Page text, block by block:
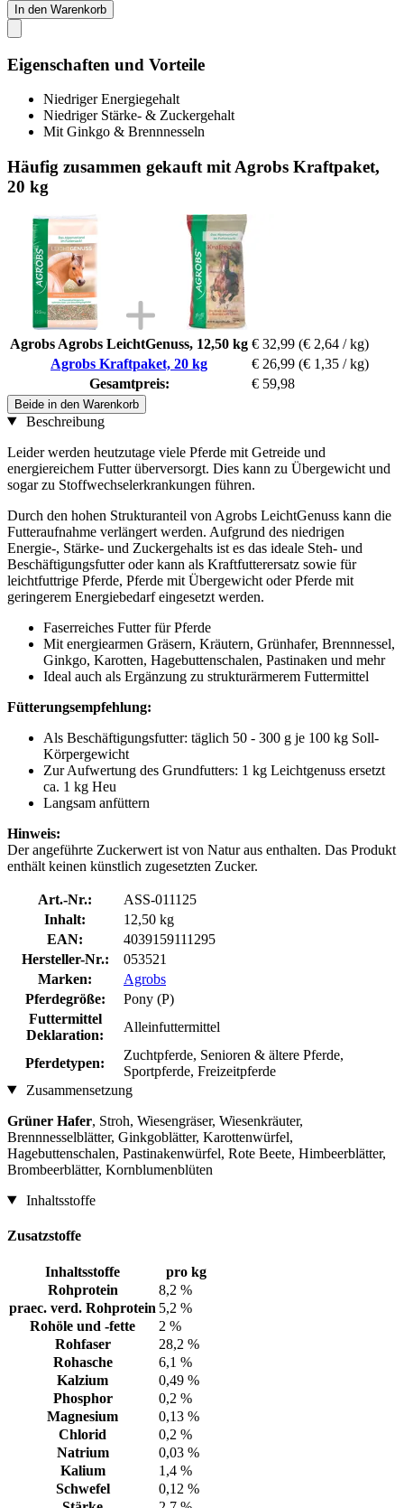
In den Warenkorb
Eigenschaften und Vorteile
Niedriger Energiegehalt
Niedriger Stärke- & Zuckergehalt
Mit Ginkgo & Brennnesseln
Häufig zusammen gekauft mit Agrobs Kraftpaket,
20 kg
Agrobs Agrobs LeichtGenuss, 12,50 kg € 32,99 (€ 2,64 / kg)
Agrobs Kraftpaket, 20 kg
€ 26,99 (€ 1,35 / kg)
Gesamtpreis:
€ 59,98
Beide in den Warenkorb
Beschreibung
Leider werden heutzutage viele Pferde mit Getreide und
energiereichem Futter überversorgt. Dies kann zu Übergewicht und
sogar zu Stoffwechselerkrankungen führen.
Durch den hohen Strukturanteil von Agrobs LeichtGenuss kann die
Futteraufnahme verlängert werden. Aufgrund des niedrigen
Energie-, Stärke- und Zuckergehalts ist es das ideale Steh- und
Beschäftigungsfutter oder kann als Kraftfutterersatz sowie für
leichtfuttrige Pferde, Pferde mit Übergewicht oder Pferde mit
geringerem Energiebedarf eingesetzt werden.
Faserreiches Futter für Pferde
Mit energiearmen Gräsern, Kräutern, Grünhafer, Brennnessel,
Ginkgo, Karotten, Hagebuttenschalen, Pastinaken und mehr
Ideal auch als Ergänzung zu strukturärmerem Futtermittel
Fütterungsempfehlung:
Als Beschäftigungsfutter: täglich 50 - 300 g je 100 kg Soll-
Körpergewicht
Zur Aufwertung des Grundfutters: 1 kg Leichtgenuss ersetzt
ca. 1 kg Heu
Langsam anfüttern
Hinweis:
Der angeführte Zuckerwert ist von Natur aus enthalten. Das Produkt
enthält keinen künstlich zugesetzten Zucker.
Art.-Nr.:
ASS-011125
Inhalt:
12,50 kg
EAN:
4039159111295
Hersteller-Nr.:
053521
Marken:
Agrobs
Pferdegröße:
Pony (P)
Futtermittel
Deklaration:
Alleinfuttermittel
Pferdetypen:
Zuchtpferde, Senioren & ältere Pferde,
Sportpferde, Freizeitpferde
Zusammensetzung
Grüner Hafer, Stroh, Wiesengräser, Wiesenkräuter,
Brennnesselblätter, Ginkgoblätter, Karottenwürfel,
Hagebuttenschalen, Pastinakenwürfel, Rote Beete, Himbeerblätter,
Brombeerblätter, Kornblumenblüten
Inhaltsstoffe
Zusatzstoffe
Inhaltsstoffe
pro kg
Rohprotein
8,2 %
praec. verd. Rohprotein 5,2 %
Rohöle und -fette
2 %
Rohfaser
28,2 %
Rohasche
6,1 %
Kalzium
0,49 %
Phosphor
0,2 %
Magnesium
0,13 %
Chlorid
0,2 %
Natrium
0,03 %
Kalium
1,4 %
Schwefel
0,12 %